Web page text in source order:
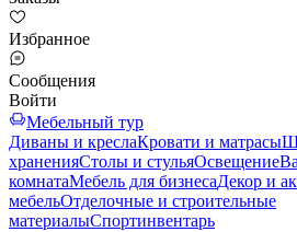
Избранное
Сообщения
Войти
Мебельный тур
Диваны и креслаКровати и матрасы
храненияСтолы и стульяОсвещение
комнатаМебель для бизнесаДекор и
мебельОтделочные и строительные
материалыСпортинвентарь